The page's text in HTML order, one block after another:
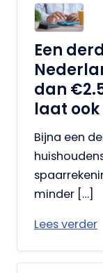
Een
dan
laat
Bijna een
minder […]
Lees verder